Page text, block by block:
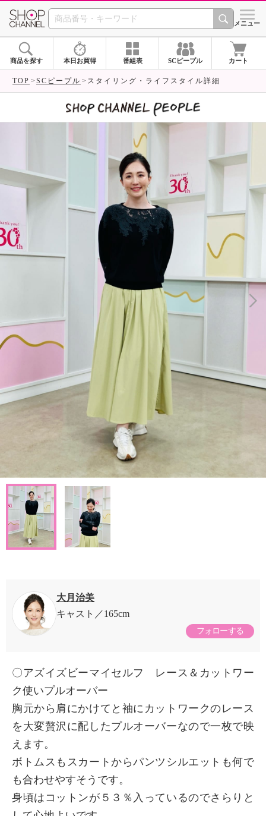
SHOP CHANNEL シメニュー
商品を探す 本日お買得 番組表 SCピープル カート
TOP SCピープル スタイリング・ライフスタイル詳細
大月治美
キャスト
165cm
フォローする
〇アズイズビーマイセルフ レース＆カットワー
ク使いプルオーバー
胸元から肩にかけてと袖にカットワークのレース
を大変贅沢に配したプルオーバーなので一枚で映
えます。
ボトムスもスカートからパンツシルエットも何で
も合わせやすそうです。
身頃はコットンが５３％入っているのでさらりと